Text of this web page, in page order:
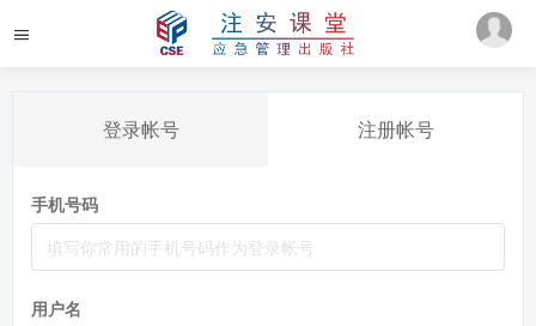
登录帐号 注册帐号
手机号码
用户名